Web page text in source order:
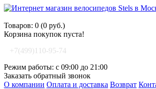
Товаров: 0 (0 руб.)
Корзина покупок пуста!
+7(499)110-95-74
Режим работы: с 09:00 до 21:00
Заказать обратный звонок
О компании Оплата и доставка Возврат